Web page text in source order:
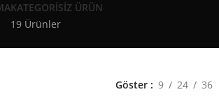
KATEGORISIZ ÜRÜN
19 Ürünler
Göster 9 24 36